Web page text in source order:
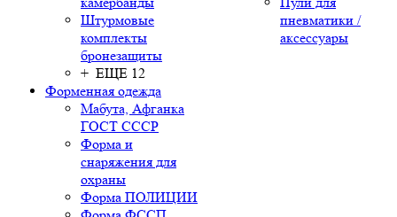
Штурмовые
комплекты
бронезащиты
+ ЕЩЕ 12
Форменная одежда
Мабута, Афганка
ГОСТ СССР
Форма и
снаряжения для
охраны
Форма ПОЛИЦИИ
пневматики /
аксессуары